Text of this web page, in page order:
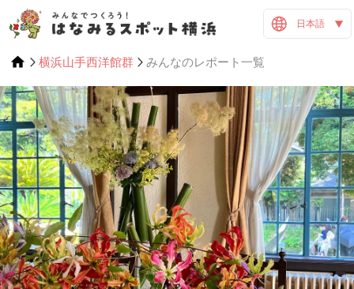
日本語
横浜山手西洋館群 みんなのレポート一覧